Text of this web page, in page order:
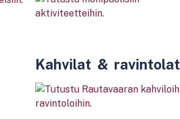
Kahvilat & ravintolat